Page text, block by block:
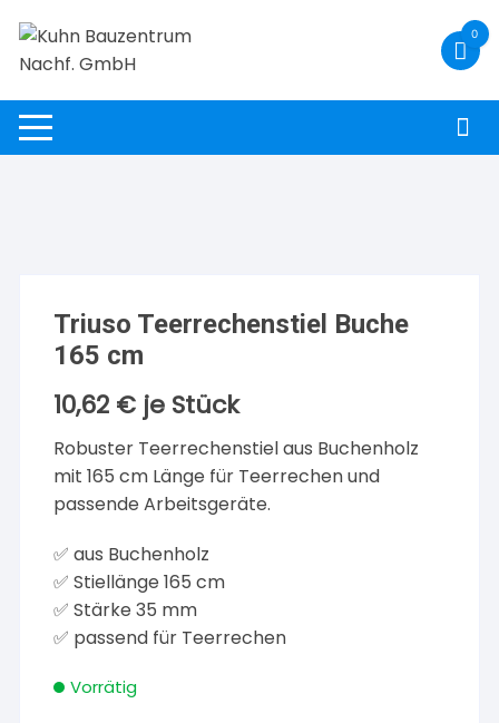
Inhalt
springen
0
Triuso Teerrechenstiel Buche
165 cm
10,62 € je Stück
Robuster Teerrechenstiel aus Buchenholz
mit 165 cm Länge für Teerrechen und
passende Arbeitsgeräte.
✅ aus Buchenholz
✅ Stiellänge 165 cm
✅ Stärke 35 mm
✅ passend für Teerrechen
Vorrätig